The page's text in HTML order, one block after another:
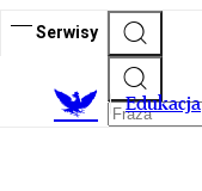
Serwisy
Edukacja